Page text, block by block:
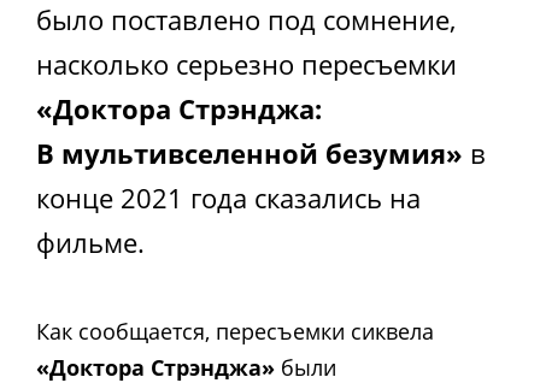
было поставлено под сомнение,
насколько серьезно пересъемки
«Доктора Стрэнджа:
В мультивселенной безумия» в
конце 2021 года сказались на
фильме.
Как сообщается, пересъемки сиквела
«Доктора Стрэнджа» были